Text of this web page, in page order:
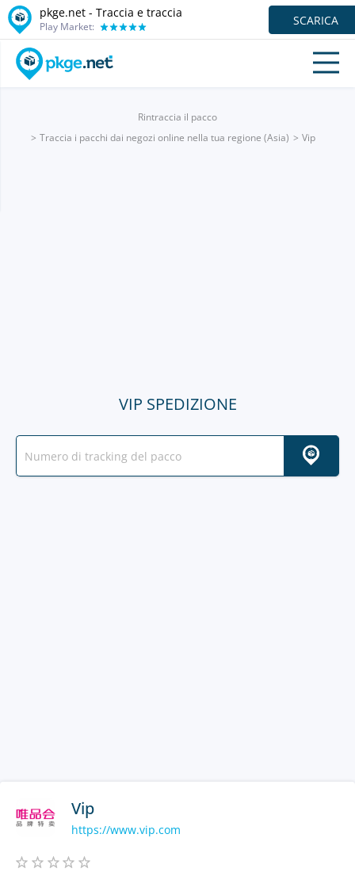
pkge.net - Traccia e traccia
Play Market: SCARICA
Rintraccia il pacco
Traccia i pacchi dai negozi online nella tua regione (Asia)
Vip
VIP SPEDIZIONE
Vip
https://www.vip.com